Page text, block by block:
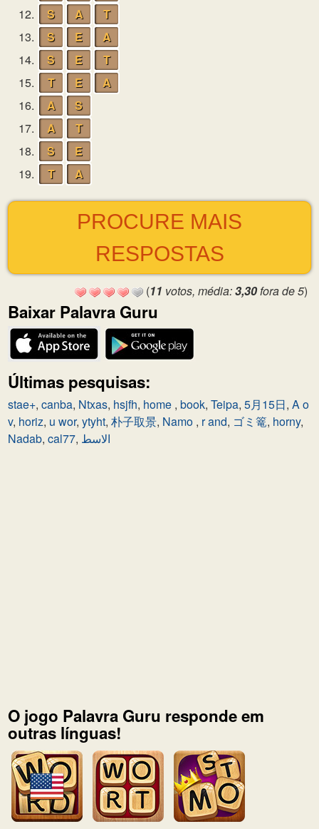
12.
S A
T
13.
S E
A
14.
S E
T
15.
T E
A
16.
A
S
17.
A
T
18.
S
E
19.
T A
PROCURE MAIS
RESPOSTAS
(11 votos, média:3,30fora de 5)
Baixar Palavra Guru
Últimas pesquisas:
stae+, canba, Ntxas, hsjfh, home , book, Teipa, 5月15日, A o
v, horiz, u wor, ytyht, 朴子取景, Namo , r and, ゴミ篭, horny,
Nadab, cal77, الاسط
O jogo Palavra Guru responde em
outras línguas!